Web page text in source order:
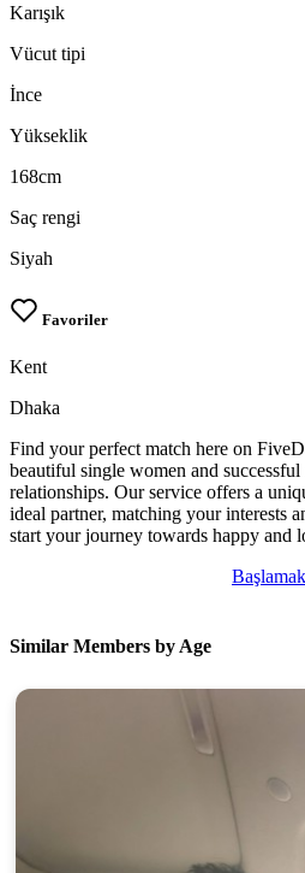
Karışık
Vücut tipi
İnce
Yükseklik
168cm
Saç rengi
Siyah
Favoriler
Kent
Dhaka
Find your perfect match here on
beautiful single women and
relationships. Our service offers a
ideal partner, matching your interests
start your journey towards happy and
Başlamak
Similar Members by Age